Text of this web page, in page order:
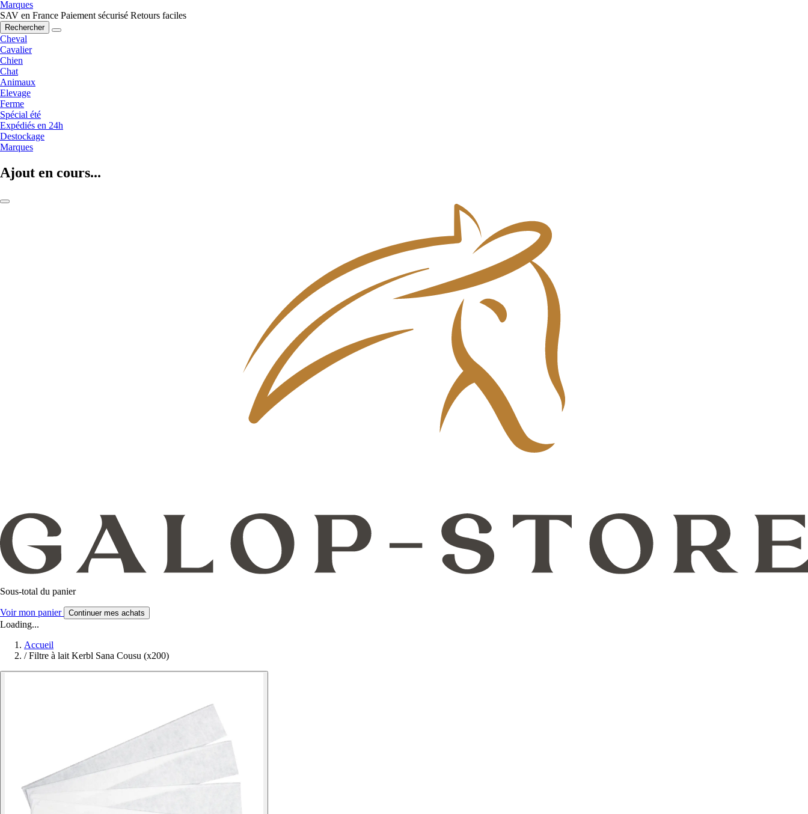
Marques
SAV en France Paiement sécurisé Retours faciles
Rechercher
Cheval
Cavalier
Chien
Chat
Animaux
Elevage
Ferme
Spécial été
Expédiés en 24h
Destockage
Marques
Ajout en cours...
Sous-total du panier
Voir mon panier Continuer mes achats
Loading...
Accueil
/ Filtre à lait Kerbl Sana Cousu (x200)